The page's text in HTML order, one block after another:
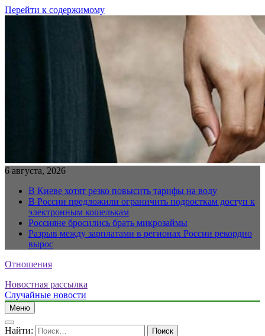
Перейти к содержимому
6 августа, 2026
В Киеве хотят резко повысить тарифы на воду
В России предложили ограничить подросткам доступ к
электронным кошелькам
Россияне бросились брать микрозаймы
Разрыв между зарплатами в регионах России рекордно
вырос
Отношения
Новостная рассылка
Случайные новости
Меню
Найти: